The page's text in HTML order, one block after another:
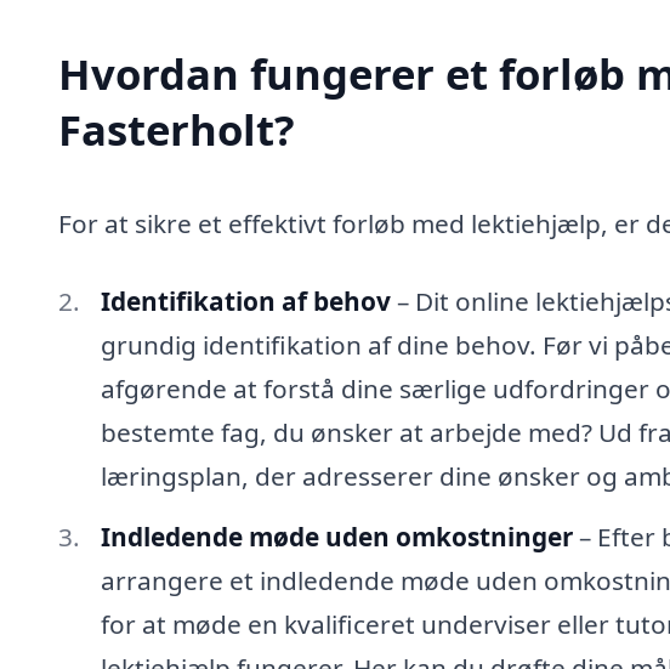
Hvordan fungerer et forløb
Fasterholt?
For at sikre et effektivt forløb med lektiehjælp, er
Identifikation af behov– Dit online
grundig identifikation af dine behov. Før vi
afgørende at forstå dine særlige udfordringer
bestemte fag, du ønsker at arbejde med? Ud
læringsplan, der adresserer dine ønsker og
Indledende møde uden omkostninger– Efter
arrangere et indledende møde uden
for at møde en kvalificeret underviser eller